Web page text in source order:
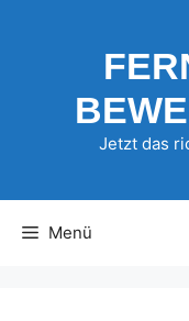
Jetzt das
Menü